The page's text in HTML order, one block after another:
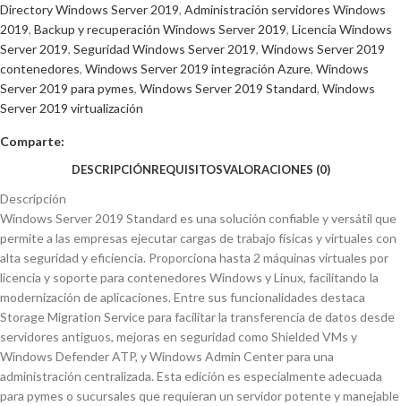
Directory Windows Server 2019, Administración servidores Windows
2019, Backup y recuperación Windows Server 2019, Licencia Windows
Server 2019, Seguridad Windows Server 2019, Windows Server 2019
contenedores, Windows Server 2019 integración Azure, Windows
Server 2019 para pymes, Windows Server 2019 Standard, Windows
Server 2019 virtualización
Comparte:
DESCRIPCIÓNREQUISITOSVALORACIONES (0)
Descripción
Windows Server 2019 Standard es una solución confiable y versátil que
permite a las empresas ejecutar cargas de trabajo físicas y virtuales con
alta seguridad y eficiencia. Proporciona hasta 2 máquinas virtuales por
licencia y soporte para contenedores Windows y Linux, facilitando la
modernización de aplicaciones. Entre sus funcionalidades destaca
Storage Migration Service para facilitar la transferencia de datos desde
servidores antiguos, mejoras en seguridad como Shielded VMs y
Windows Defender ATP, y Windows Admin Center para una
administración centralizada. Esta edición es especialmente adecuada
para pymes o sucursales que requieran un servidor potente y manejable